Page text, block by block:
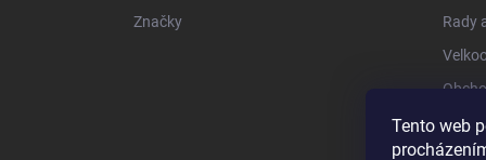
Tento web
Značky
Rady